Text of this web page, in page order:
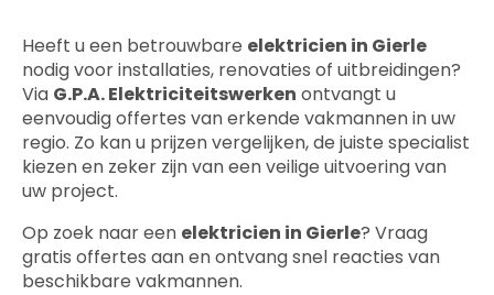
Heeft u een betrouwbare elektricien in Gierle
nodig voor installaties, renovaties of uitbreidingen?
Via G.P.A. Elektriciteitswerken ontvangt u
eenvoudig offertes van erkende vakmannen in uw
regio. Zo kan u prijzen vergelijken, de juiste specialist
kiezen en zeker zijn van een veilige uitvoering van
uw project.
Op zoek naar een elektricien in Gierle? Vraag
gratis offertes aan en ontvang snel reacties van
beschikbare vakmannen.